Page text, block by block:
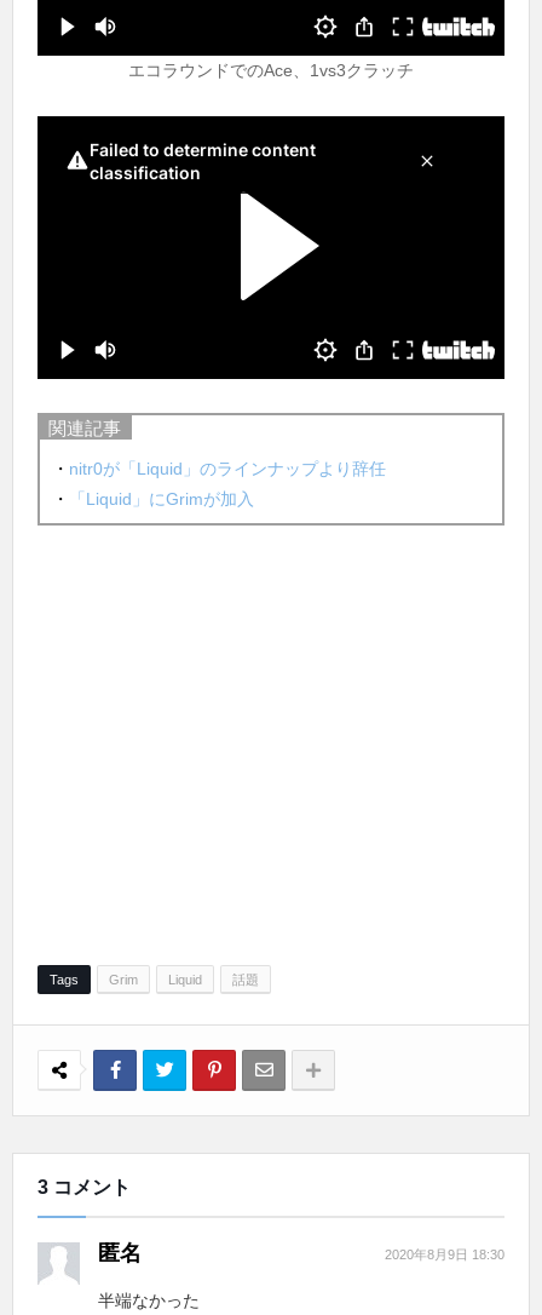
エコラウンドでのAce、1vs3クラッチ
関連記事
・ nitr0が「Liquid」のラインナップより辞任
・
「Liquid」にGrimが加入
Tags Grim Liquid 話題
3 コメント
匿名 2020年8月9日 18:30
半端なかった